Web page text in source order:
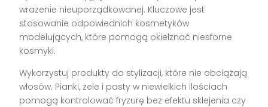
wrażenie nieuporządkowanej. Kluczowe jest
stosowanie odpowiednich kosmetyków
modelujących, które pomogą okiełznać niesforne
kosmyki.
Wykorzystuj produkty do stylizacji, które nie obciążają
włosów. Pianki, żele i pasty w niewielkich ilościach
pomogą kontrolować fryzurę bez efektu sklejenia czy